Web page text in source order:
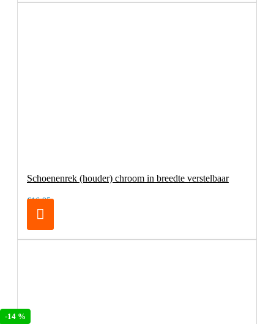
-14 %
Schoenenrek (houder) chroom in breedte verstelbaar
€16,95